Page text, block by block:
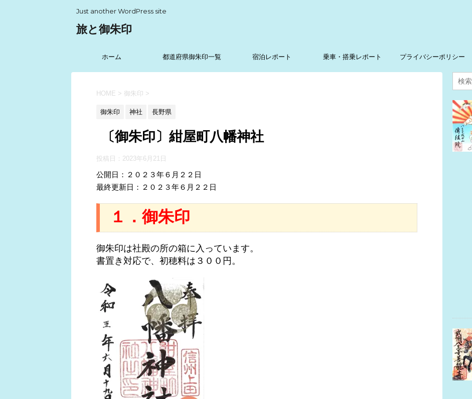
Just another WordPress site
旅と御朱印
ホーム 都道府県御朱印一覧 宿泊レポート 乗車・搭乗レポート プライバシーポリシー
HOME > 御朱印 >
御朱印 神社 長野県
〔御朱印〕紺屋町八幡神社
投稿日： 2023年6月21日
公開日：２０２３年６月２２日
最終更新日：２０２３年６月２２日
１．御朱印
御朱印は社殿の所の箱に入っています。
書置き対応で、初穂料は３００円。